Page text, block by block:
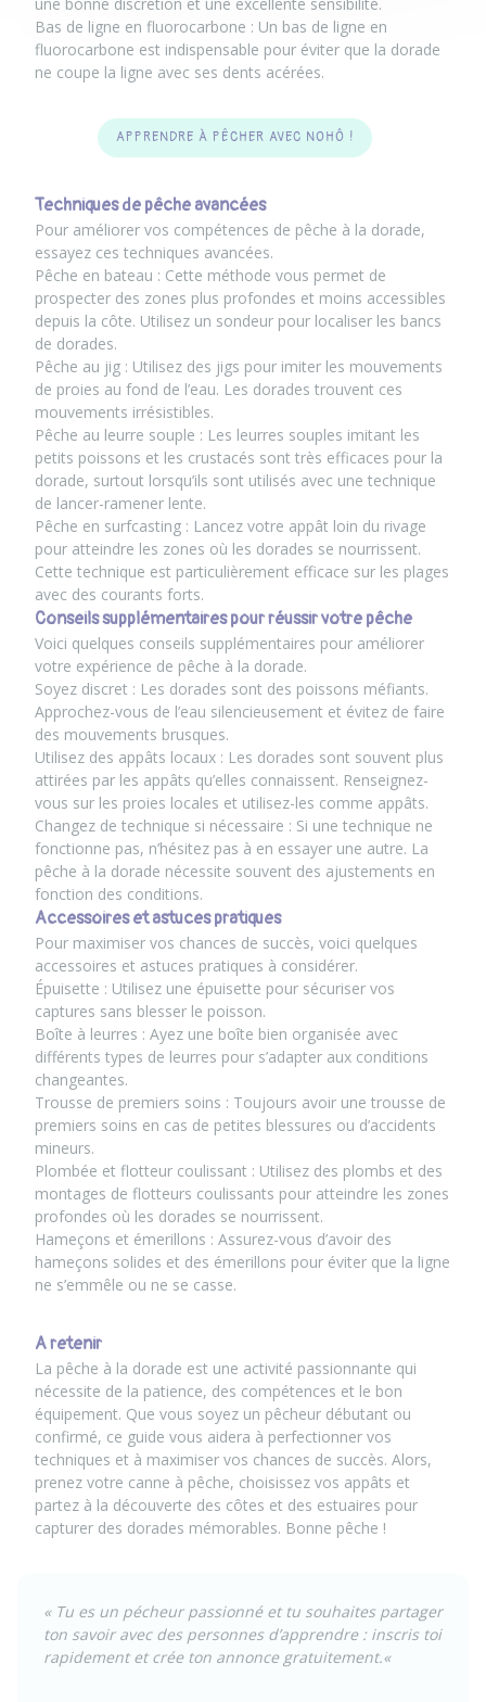
Bas de ligne en fluorocarbone : Un bas de ligne en
fluorocarbone est indispensable pour éviter que la dorade
ne coupe la ligne avec ses dents acérées.
APPRENDRE À PÊCHER AVEC NOHÔ !
Techniques de pêche avancées
Pour améliorer vos compétences de pêche à la dorade,
essayez ces techniques avancées.
Pêche en bateau : Cette méthode vous permet de
prospecter des zones plus profondes et moins accessibles
depuis la côte. Utilisez un sondeur pour localiser les bancs
de dorades.
Pêche au jig : Utilisez des jigs pour imiter les mouvements
de proies au fond de l’eau. Les dorades trouvent ces
mouvements irrésistibles.
Pêche au leurre souple : Les leurres souples imitant les
petits poissons et les crustacés sont très efficaces pour la
dorade, surtout lorsqu’ils sont utilisés avec une technique
de lancer-ramener lente.
Pêche en surfcasting : Lancez votre appât loin du rivage
pour atteindre les zones où les dorades se nourrissent.
Cette technique est particulièrement efficace sur les plages
avec des courants forts.
Conseils supplémentaires pour réussir votre pêche
Voici quelques conseils supplémentaires pour améliorer
votre expérience de pêche à la dorade.
Soyez discret : Les dorades sont des poissons méfiants.
Approchez-vous de l’eau silencieusement et évitez de faire
des mouvements brusques.
Utilisez des appâts locaux : Les dorades sont souvent plus
attirées par les appâts qu’elles connaissent. Renseignez-
vous sur les proies locales et utilisez-les comme appâts.
Changez de technique si nécessaire : Si une technique ne
fonctionne pas, n’hésitez pas à en essayer une autre. La
pêche à la dorade nécessite souvent des ajustements en
fonction des conditions.
Accessoires et astuces pratiques
Pour maximiser vos chances de succès, voici quelques
accessoires et astuces pratiques à considérer.
Épuisette : Utilisez une épuisette pour sécuriser vos
captures sans blesser le poisson.
Boîte à leurres : Ayez une boîte bien organisée avec
différents types de leurres pour s’adapter aux conditions
changeantes.
Trousse de premiers soins : Toujours avoir une trousse de
premiers soins en cas de petites blessures ou d’accidents
mineurs.
Plombée et flotteur coulissant : Utilisez des plombs et des
montages de flotteurs coulissants pour atteindre les zones
profondes où les dorades se nourrissent.
Hameçons et émerillons : Assurez-vous d’avoir des
hameçons solides et des émerillons pour éviter que la ligne
ne s’emmêle ou ne se casse.
A retenir
La pêche à la dorade est une activité passionnante qui
nécessite de la patience, des compétences et le bon
équipement. Que vous soyez un pêcheur débutant ou
confirmé, ce guide vous aidera à perfectionner vos
techniques et à maximiser vos chances de succès. Alors,
prenez votre canne à pêche, choisissez vos appâts et
partez à la découverte des côtes et des estuaires pour
capturer des dorades mémorables. Bonne pêche !
« Tu es un pécheur passionné et tu souhaites partager
ton savoir avec des personnes d’apprendre : inscris toi
rapidement et crée ton annonce gratuitement.«